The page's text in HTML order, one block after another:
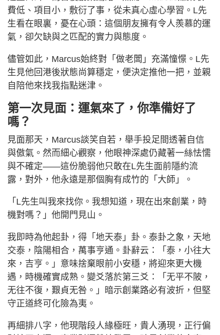
費低、項目小，敷衍了事，從未真心虛心學習。L先
生看在眼裏，憂在心頭：這個朋友擁有令人羨慕的運
氣，卻欠缺與之匹配的實力與態度。
儘管如此，Marcus始終對「做老闆」充滿憧憬。L先
生見他回港後狀態尚算穩定，便決定推他一把，並親
自陪他來找我指點迷津。
第一次見面：運氣來了，你準備好了
嗎？
見面那天，Marcus談笑自若，舉手投足間透著自信
與傲氣。然而細心觀察，他眼神深處仍藏著一絲怯懦
與不確定——這份脆弱他只敢在L先生面前隱約流
露，對外，他永遠是那個胸有成竹的「大師」。
「L先生叫我來找你。我想知道，現在出來創業，時
機對嗎？」他開門見山。
我即時為他起卦，得「地天泰」卦。泰卦之象，天地
交泰，陰陽相合，萬事亨通。卦辭云：「泰，小往大
來，吉亨。」意味捨棄眼前小安穩，將迎來更大機
遇，時機確實成熟。變爻落於第三爻：「无平不陂，
无往不復，艱貞无咎。」暗示創業路必有波折，但堅
守正道終可化險為夷。
再細排八字，他現階段人緣極旺，貴人湧現，正行偏